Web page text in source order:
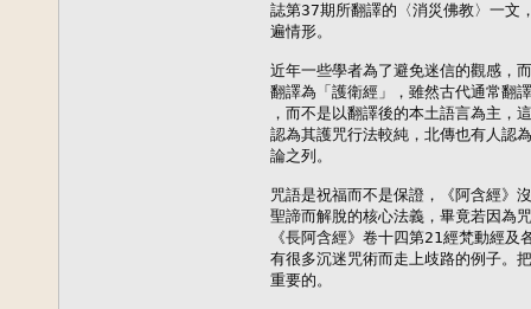
誌第37期所翻譯的〈消災佛教〉一文
遍情形。
近年一些學者為了避免迷信的觀感，
翻譯為「護衛經」，雖然古代通常翻
，而不是以翻譯後的本土語言為主，
認為其護咒行法較純，北傳也有人認
論之列。
咒語是祝福而不是保證，《阿含經》
聖諦而解脫的核心法義，畢竟若因為
《長阿含經》卷十四第21經梵動經
有很多沉迷咒術而走上歧路的例子。
重要的。